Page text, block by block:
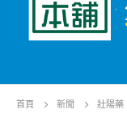
首頁 新聞 壯陽藥